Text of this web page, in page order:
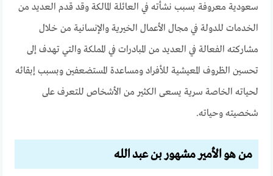
سعودية معروفة بسبب نشأته في العائلة المالكة وقد قدم العديد من
الخدمات للدولة في مجال الأعمال الخيرية والإنسانية من خلال
مشاركته الفعالة في العديد من المبادرات في المملكة والتي تهدف إلى
تحسين الظروف المعيشية للأفراد ومساعدة المستضعفين وبسبب إبقائه
لحياته الخاصة سرية يسعى الكثير من الأشخاص للتعرف على
شخصيته وحياته.
من هو الأمير مشهور بن عبد الله